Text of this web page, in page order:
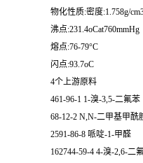
物化性质:密度:1.758g/
沸点:231.4oCat760mmHg
熔点:76-79°C
闪点:93.7oC
4个上游原料
461-96-1 1-溴-3,5-二氟苯
68-12-2 N,N-二甲基甲酰
2591-86-8 哌啶-1-甲醛
162744-59-4 4-溴-2,6-二